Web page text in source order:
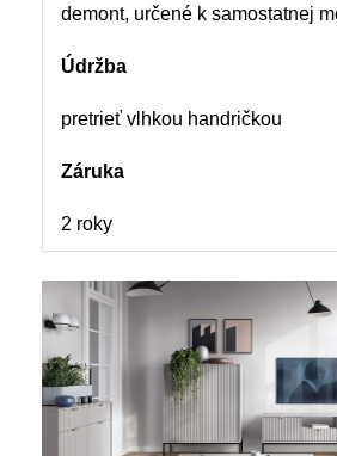
demont, určené k samostatnej
Údržba
pretrieť vlhkou handričkou
Záruka
2 roky